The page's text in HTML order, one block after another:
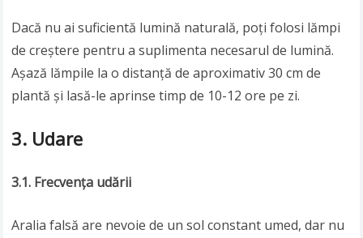
Dacă nu ai suficientă lumină naturală, poți folosi lămpi
de creștere pentru a suplimenta necesarul de lumină.
Așază lămpile la o distanță de aproximativ 30 cm de
plantă și lasă-le aprinse timp de 10-12 ore pe zi.
3. Udare
3.1. Frecvența udării
Aralia falsă are nevoie de un sol constant umed, dar nu